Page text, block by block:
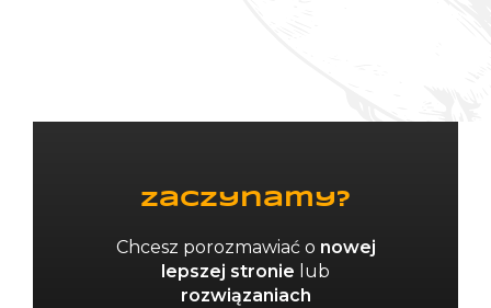
Zaczynamy?
Chcesz porozmawiać o nowej
lepszej stronie lub
rozwiązaniach